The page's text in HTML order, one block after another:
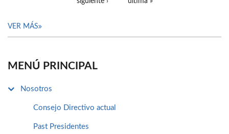
VER MÁS
MENÚ PRINCIPAL
Nosotros
Consejo Directivo actual
Past Presidentes